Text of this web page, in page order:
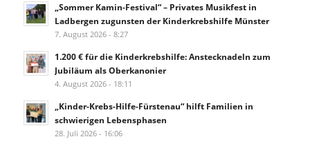
„Sommer Kamin-Festival“ – Privates Musikfest in
Ladbergen zugunsten der Kinderkrebshilfe Münster
7. August 2026 - 8:27
1.200 € für die Kinderkrebshilfe: Anstecknadeln zum
Jubiläum als Oberkanonier
4. August 2026 - 18:11
„Kinder-Krebs-Hilfe-Fürstenau“ hilft Familien in
schwierigen Lebensphasen
28. Juli 2026 - 16:06